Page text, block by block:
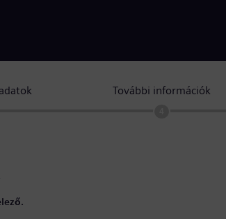
További információk